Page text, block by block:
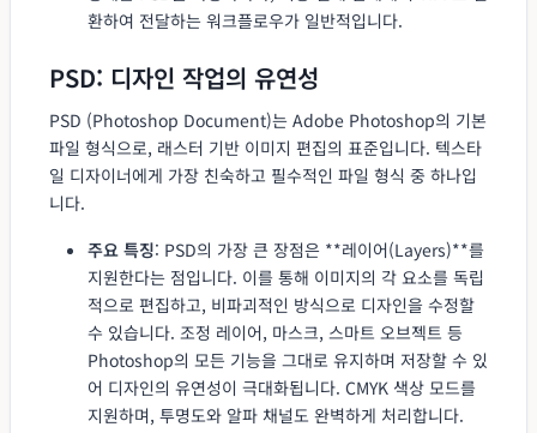
환하여 전달하는 워크플로우가 일반적입니다.
PSD: 디자인 작업의 유연성
PSD (Photoshop Document)는 Adobe Photoshop의 기본
파일 형식으로, 래스터 기반 이미지 편집의 표준입니다. 텍스타
일 디자이너에게 가장 친숙하고 필수적인 파일 형식 중 하나입
니다.
주요 특징: PSD의 가장 큰 장점은 **레이어(Layers)**를
지원한다는 점입니다. 이를 통해 이미지의 각 요소를 독립
적으로 편집하고, 비파괴적인 방식으로 디자인을 수정할
수 있습니다. 조정 레이어, 마스크, 스마트 오브젝트 등
Photoshop의 모든 기능을 그대로 유지하며 저장할 수 있
어 디자인의 유연성이 극대화됩니다. CMYK 색상 모드를
지원하며, 투명도와 알파 채널도 완벽하게 처리합니다.